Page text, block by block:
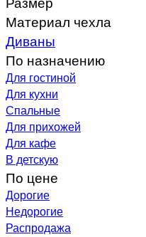
Материал чехла
Диваны
По назначению
Для гостиной
Для кухни
Спальные
Для прихожей
Для кафе
В детскую
По цене
Дорогие
Недорогие
Распродажа